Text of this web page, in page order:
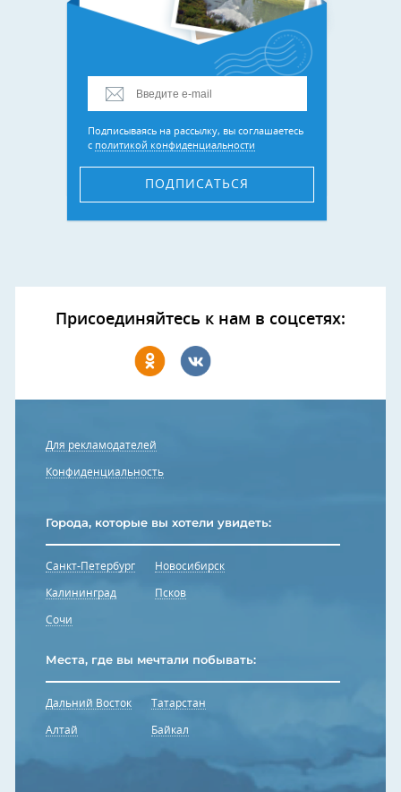
Подписываясь на рассылку, вы соглашаетесь
с политикой конфиденциальности
ПОДПИСАТЬСЯ
Присоединяйтесь к нам в соцсетях:
Для рекламодателей
Конфиденциальность
Города, которые вы хотели увидеть:
Санкт-Петербург
Калининград
Сочи
Новосибирск
Псков
Места, где вы мечтали побывать:
Дальний Восток
Алтай
Татарстан
Байкал